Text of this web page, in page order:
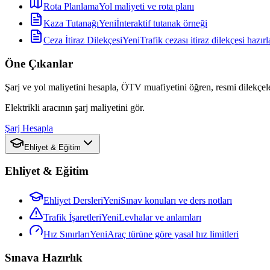
Rota PlanlamaYol maliyeti ve rota planı
Kaza TutanağıYeniİnteraktif tutanak örneği
Ceza İtiraz DilekçesiYeniTrafik cezası itiraz dilekçesi
Öne Çıkanlar
Şarj ve yol maliyetini hesapla, ÖTV muafiyetini öğren, resmi
Elektrikli aracının şarj maliyetini gör.
Şarj Hesapla
Ehliyet & Eğitim
Ehliyet & Eğitim
Ehliyet DersleriYeniSınav konuları ve ders notları
Trafik İşaretleriYeniLevhalar ve anlamları
Hız SınırlarıYeniAraç türüne göre yasal hız limitleri
Sınava Hazırlık